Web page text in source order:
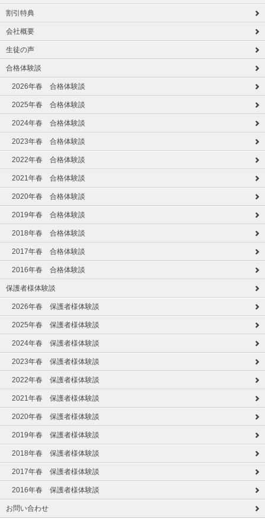
割引特典
会社概要
生徒の声
合格体験談
2026年春 合格体験談
2025年春 合格体験談
2024年春 合格体験談
2023年春 合格体験談
2022年春 合格体験談
2021年春 合格体験談
2020年春 合格体験談
2019年春 合格体験談
2018年春 合格体験談
2017年春 合格体験談
2016年春 合格体験談
保護者様体験談
2026年春 保護者様体験談
2025年春 保護者様体験談
2024年春 保護者様体験談
2023年春 保護者様体験談
2022年春 保護者様体験談
2021年春 保護者様体験談
2020年春 保護者様体験談
2019年春 保護者様体験談
2018年春 保護者様体験談
2017年春 保護者様体験談
2016年春 保護者様体験談
お問い合わせ